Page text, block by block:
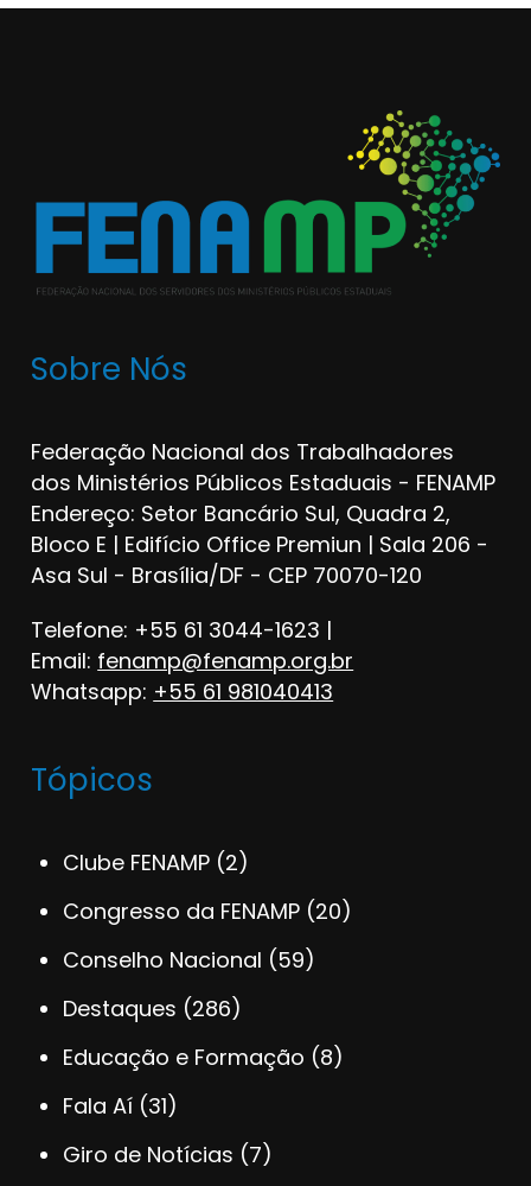
Sobre Nós
Federação Nacional dos Trabalhadores
dos Ministérios Públicos Estaduais - FENAMP
Endereço: Setor Bancário Sul, Quadra 2,
Bloco E | Edifício Office Premiun | Sala 206 -
Asa Sul - Brasília/DF - CEP 70070-120
Telefone: +55 61 3044-1623 |
Email: fenamp@fenamp.org.br
Whatsapp: +55 61 981040413
Tópicos
Clube FENAMP (2)
Congresso da FENAMP (20)
Conselho Nacional (59)
Destaques (286)
Educação e Formação (8)
Fala Aí (31)
Giro de Notícias (7)